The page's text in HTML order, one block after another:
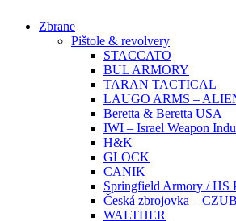
Zbrane
Pištole & revolvery
STACCATO
BUL ARMORY
TARAN TACTICAL
LAUGO ARMS –
Beretta & Beretta USA
IWI – Israel Weapon
H&K
GLOCK
CANIK
Springfield Armory / HS
Česká zbrojovka – CZUB
WALTHER